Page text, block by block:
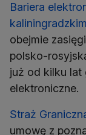
Bariera
kaliningradzkim
obejmie
polsko-
już od kilku lat
elektroniczne.
Straż
umowę z